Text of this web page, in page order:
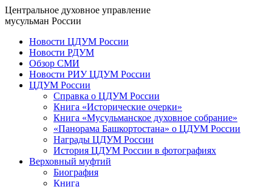
Центральное духовное управление
мусульман России
Новости ЦДУМ России
Новости РДУМ
Обзор СМИ
Новости РИУ ЦДУМ России
ЦДУМ России
Справка о ЦДУМ России
Книга «Исторические очерки»
Книга «Мусульманское духовное собрание»
«Панорама Башкортостана» о ЦДУМ России
Награды ЦДУМ России
История ЦДУМ России в фотографиях
Верховный муфтий
Биография
Книга